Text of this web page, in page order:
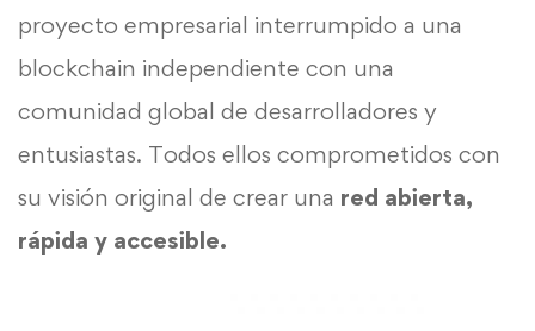
proyecto empresarial interrumpido a una
blockchain independiente con una
comunidad global de desarrolladores y
entusiastas. Todos ellos comprometidos con
su visión original de crear una red abierta,
rápida y accesible.